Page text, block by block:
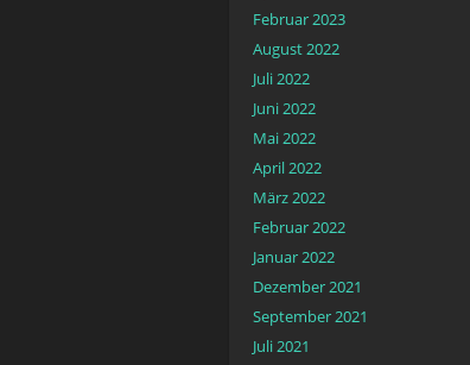
Februar 2023
August 2022
Juli 2022
Juni 2022
Mai 2022
April 2022
März 2022
Februar 2022
Januar 2022
Dezember 2021
September 2021
Juli 2021